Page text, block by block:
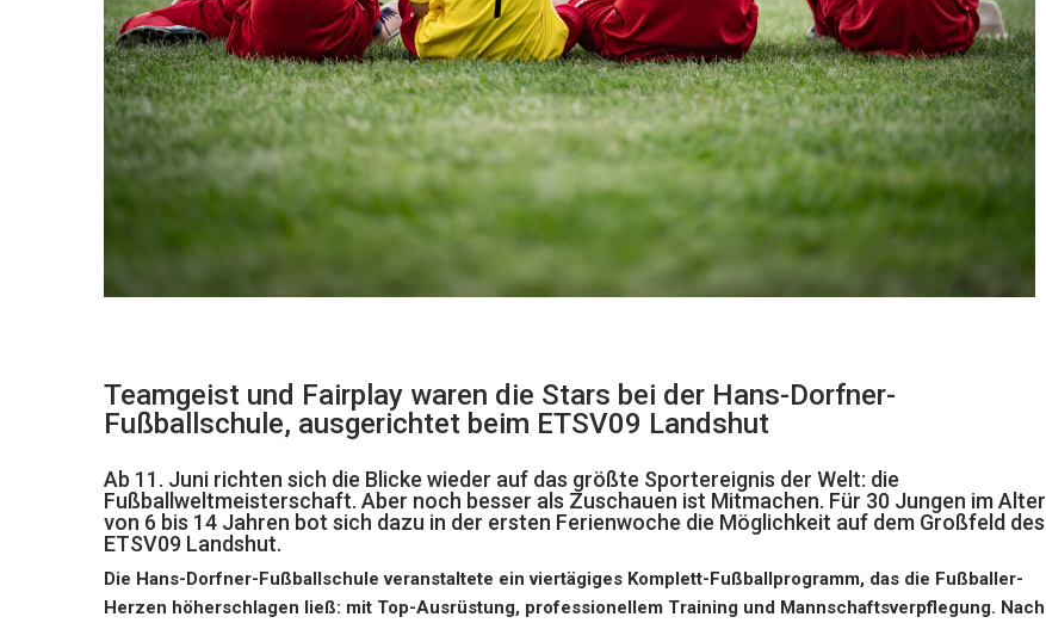
Teamgeist und Fairplay waren die Stars bei der Hans-Dorfner-
Fußballschule, ausgerichtet beim ETSV09 Landshut
Ab 11. Juni richten sich die Blicke wieder auf das größte Sportereignis der Welt: die
Fußballweltmeisterschaft. Aber noch besser als Zuschauen ist Mitmachen. Für 30 Jungen im Alter
von 6 bis 14 Jahren bot sich dazu in der ersten Ferienwoche die Möglichkeit auf dem Großfeld des
ETSV09 Landshut.
Die Hans-Dorfner-Fußballschule veranstaltete ein viertägiges Komplett-Fußballprogramm, das die Fußballer-
Herzen höherschlagen ließ: mit Top-Ausrüstung, professionellem Training und Mannschaftsverpflegung. Nach